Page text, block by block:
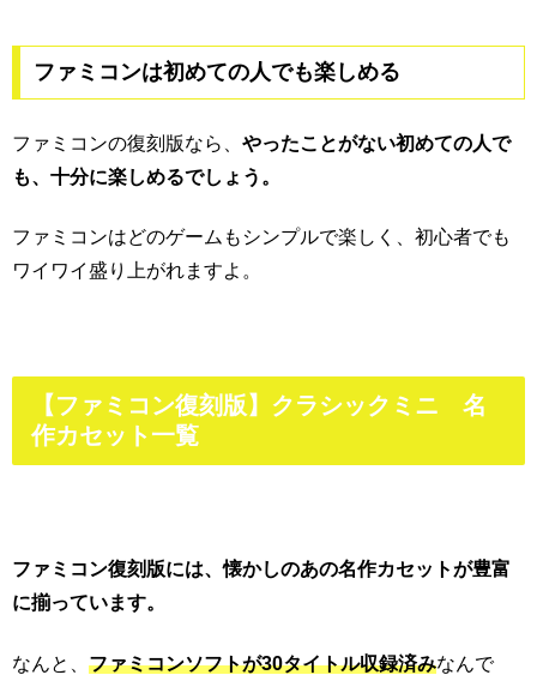
ファミコンは初めての人でも楽しめる
ファミコンの復刻版なら、 やったことがない初めての人で
も、十分に楽しめるでしょう。
ファミコンはどのゲームもシンプルで楽しく、初心者でも
ワイワイ盛り上がれますよ。
【ファミコン復刻版】クラシックミニ 名
作カセット一覧
ファミコン復刻版には、懐かしのあの名作カセットが豊富
に揃っています。
なんと、 ファミコンソフトが30タイトル収録済みなんで